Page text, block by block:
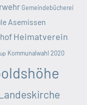
Gemeindebücherei
Asemissen
Heimatverein
Kommunalwahl 2020